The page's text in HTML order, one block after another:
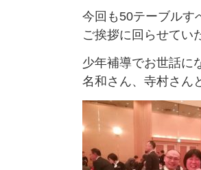
今回も50テーブルす
ご挨拶に回らせてい
少年補導でお世話に
名和さん、寺村さん